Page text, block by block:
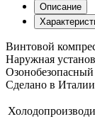
Описание
Винтовой
Наружная
Озонобезопасный
Сделано в Италии